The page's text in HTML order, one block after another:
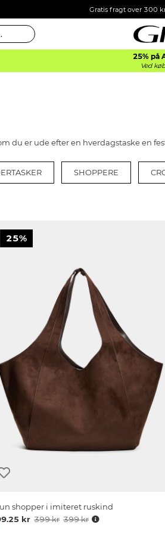
Gratis fragt over 300
25% på
Ved
du er ude efter en hverdagstaske en
SHOPPERE
25%
shopper i imiteret ruskind
kr 399 kr 399 kr